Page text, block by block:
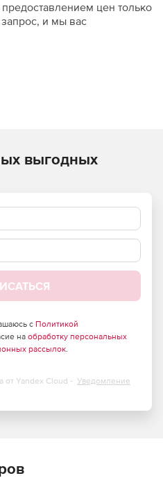
цен только
и мы вас
выгодных
с Политикой
на обработку персональных
рассылок.
от Yandex Cloud - Уведомление